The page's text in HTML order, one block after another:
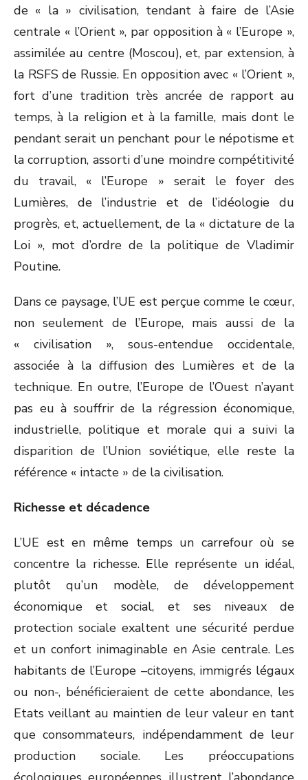
de « la » civilisation, tendant à faire de l’Asie
centrale « l’Orient », par opposition à « l’Europe »,
assimilée au centre (Moscou), et, par extension, à
la RSFS de Russie. En opposition avec « l’Orient »,
fort d’une tradition très ancrée de rapport au
temps, à la religion et à la famille, mais dont le
pendant serait un penchant pour le népotisme et
la corruption, assorti d’une moindre compétitivité
du travail, « l’Europe » serait le foyer des
Lumières, de l’industrie et de l’idéologie du
progrès, et, actuellement, de la « dictature de la
Loi », mot d’ordre de la politique de Vladimir
Poutine.
Dans ce paysage, l’UE est perçue comme le cœur,
non seulement de l’Europe, mais aussi de la
« civilisation », sous-entendue occidentale,
associée à la diffusion des Lumières et de la
technique. En outre, l’Europe de l’Ouest n’ayant
pas eu à souffrir de la régression économique,
industrielle, politique et morale qui a suivi la
disparition de l’Union soviétique, elle reste la
référence « intacte » de la civilisation.
Richesse et décadence
L’UE est en même temps un carrefour où se
concentre la richesse. Elle représente un idéal,
plutôt qu’un modèle, de développement
économique et social, et ses niveaux de
protection sociale exaltent une sécurité perdue
et un confort inimaginable en Asie centrale. Les
habitants de l’Europe –citoyens, immigrés légaux
ou non-, bénéficieraient de cette abondance, les
Etats veillant au maintien de leur valeur en tant
que consommateurs, indépendamment de leur
production sociale. Les préoccupations